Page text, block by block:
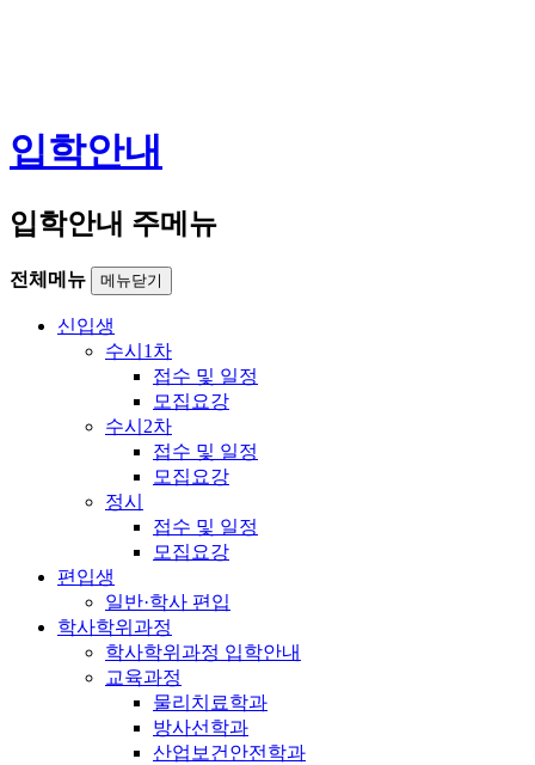
입학안내
입학안내 주메뉴
전체메뉴 메뉴닫기
신입생
수시1차
접수 및 일정
모집요강
수시2차
접수 및 일정
모집요강
정시
접수 및 일정
모집요강
편입생
일반·학사 편입
학사학위과정
학사학위과정 입학안내
교육과정
물리치료학과
방사선학과
산업보건안전학과